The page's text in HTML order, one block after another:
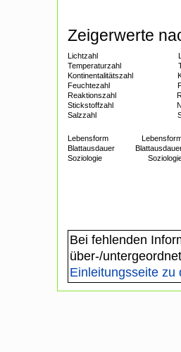
Zeigerwerte
Lichtzahl
Temperaturzahl
Kontinentalitätszahl
Feuchtezahl
Reaktionszahl
Stickstoffzahl
Salzzahl
Lebensform
Blattausdauer
Soziologie
Bei fehlenden
über-/
Einleitungsseite zu